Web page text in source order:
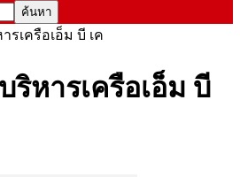
รเครือเอ็ม บี เค
หารเครือเอ็ม บี